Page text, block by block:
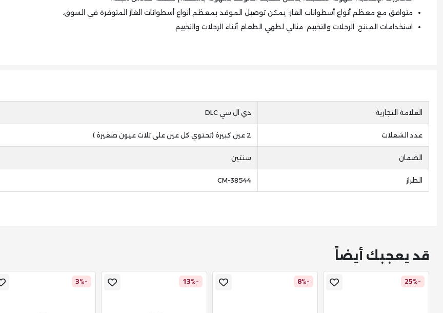
متوافق مع معظم أنواع أسطوانات الغاز: يمكن توصيل الموقد بمعظم أنواع أسطوانات الغاز المتوفرة في السوق.
استخدامات المنتج: الرحلات والتخييم: مثالي لطهي الطعام أثناء الرحلات والتخييم
العلامة التجارية دي ال سي DLC
عدد الشعلات 2 عين كبيرة (تحتوي كل عين على ثلاث عيون صغيرة )
الضمان سنتين
الطراز CM-38544
قد يعجبك أيضاً
-25%
-8%
-13%
-3%